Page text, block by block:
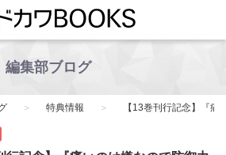
編集部ブログ
特典情報 【13巻刊行記念】『